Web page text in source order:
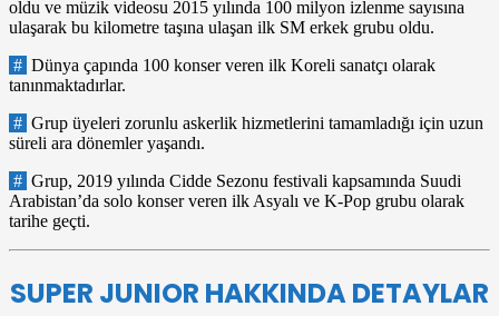
oldu ve müzik videosu 2015 yılında 100 milyon izlenme sayısına
ulaşarak bu kilometre taşına ulaşan ilk SM erkek grubu oldu.
# Dünya çapında 100 konser veren ilk Koreli sanatçı olarak
tanınmaktadırlar.
# Grup üyeleri zorunlu askerlik hizmetlerini tamamladığı için uzun
süreli ara dönemler yaşandı.
# Grup, 2019 yılında Cidde Sezonu festivali kapsamında Suudi
Arabistan’da solo konser veren ilk Asyalı ve K-Pop grubu olarak
tarihe geçti.
SUPER JUNIOR HAKKINDA DETAYLAR